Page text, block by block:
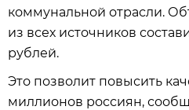
коммунальной отрасли.
из всех источников
рублей.
Это позволит повысить
миллионов россиян,